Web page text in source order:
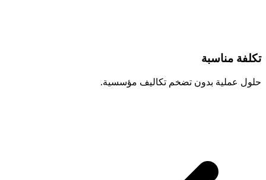
تكلفة مناسبة
حلول عملية بدون تضخم تكاليف مؤسسية.